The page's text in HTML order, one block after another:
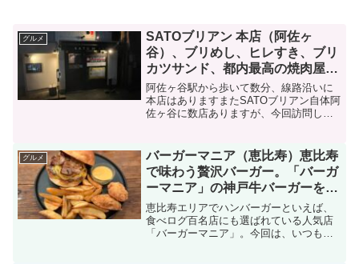
グルメ
SATOブリアン 本店（阿佐ヶ
谷）、ブリめし、ヒレすき、ブリ
カツサンド、都内最高の焼肉屋で
シャトーブリアンを食す
阿佐ヶ谷駅から歩いて数分、線路沿いに
本店はありますまたSATOブリアン自体阿
佐ヶ谷に数店ありますが、今回訪問した
からの予約で、１０分前にはお店に到
着、検温消毒...
グルメ
バーガーマニア（恵比寿）恵比寿
で味わう贅沢バーガー。「バーガ
ーマニア」の神戸牛バーガーを実
食
恵比寿エリアでハンバーガーといえば、
食べログ百名店にも選ばれている人気店
「バーガーマニア」。今回は、いつもよ